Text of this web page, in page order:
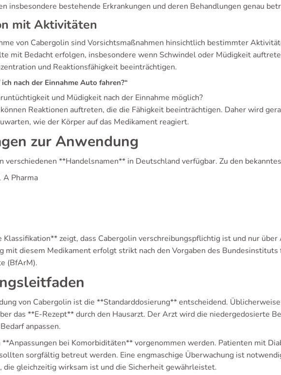
insbesondere bestehende Erkrankungen und deren Behandlungen genau
mit Aktivitäten
von Cabergolin sind Vorsichtsmaßnahmen hinsichtlich bestimmter
mit Bedacht erfolgen, insbesondere wenn Schwindel oder Müdigkeit
und Reaktionsfähigkeit beeinträchtigen.
nach der Einnahme Auto fahren?“
und Müdigkeit nach der Einnahme möglich?
Reaktionen auftreten, die die Fähigkeit beeinträchtigen. Daher wird
wie der Körper auf das Medikament reagiert.
zur Anwendung
verschiedenen **Handelsnamen** in Deutschland verfügbar. Zu den
A Pharma
Klassifikation** zeigt, dass Cabergolin verschreibungspflichtig ist und nur
mit diesem Medikament erfolgt strikt nach den Vorgaben des
(BfArM).
von Cabergolin ist die **Standarddosierung** entscheidend.
das **E-Rezept** durch den Hausarzt. Der Arzt wird die niedergedosierte
anpassen.
**Anpassungen bei Komorbiditäten** vorgenommen werden. Patienten mit
sorgfältig betreut werden. Eine engmaschige Überwachung ist
die gleichzeitig wirksam ist und die Sicherheit gewährleistet.